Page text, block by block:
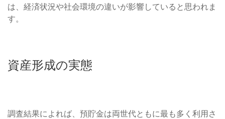
は、経済状況や社会環境の違いが影響していると思われま
す。
資産形成の実態
調査結果によれば、預貯金は両世代ともに最も多く利用さ